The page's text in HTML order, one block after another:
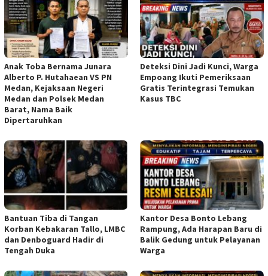
Anak Toba Bernama Junara
Alberto P. Hutahaean VS PN
Medan, Kejaksaan Negeri
Medan dan Polsek Medan
Barat, Nama Baik
Dipertaruhkan
Deteksi Dini Jadi Kunci, Warga
Empoang Ikuti Pemeriksaan
Gratis Terintegrasi Temukan
Kasus TBC
Bantuan Tiba di Tangan
Korban Kebakaran Tallo, LMBC
dan Denboguard Hadir di
Tengah Duka
Kantor Desa Bonto Lebang
Rampung, Ada Harapan Baru di
Balik Gedung untuk Pelayanan
Warga